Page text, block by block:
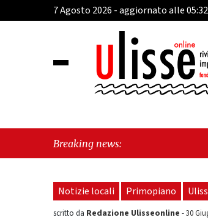
7 Agosto 2026 - aggiornato alle 05:32
Breaking news:
Notizie locali Primopiano
scritto da Redazione Ulisseonline -30